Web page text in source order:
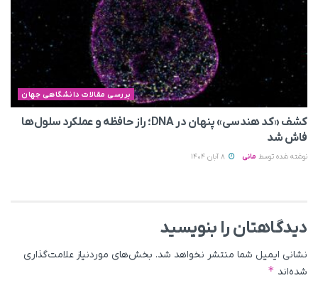
بررسی مقالات دانشگاهی جهان
کشف «کد هندسی» پنهان در DNA؛ راز حافظه و عملکرد سلول‌ها
فاش شد
نوشته شده توسط مانی
دیدگاهتان را بنویسید
نشانی ایمیل شما منتشر نخواهد شد. بخش‌های موردنیاز علامت‌گذاری
شده‌اند *